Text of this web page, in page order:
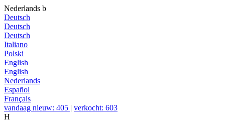
Nederlands b
Deutsch
Deutsch
Deutsch
Italiano
Polski
English
English
Nederlands
Español
Français
vandaag nieuw: 405 | verkocht: 603
H